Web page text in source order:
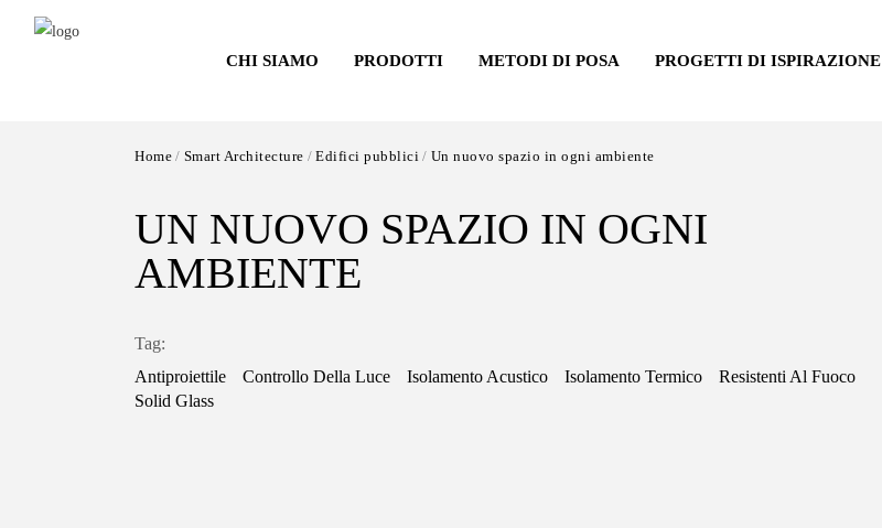
CHI SIAMO PRODOTTI METODI DI POSA PROGETTI DI ISPIRAZIONE
Home Smart Architecture Edifici pubblici Un nuovo spazio in ogni ambiente
UN NUOVO SPAZIO IN OGNI
AMBIENTE
Tag:
Antiproiettile
Controllo Della Luce Isolamento Acustico Isolamento Termico
Resistenti Al Fuoco
Solid Glass